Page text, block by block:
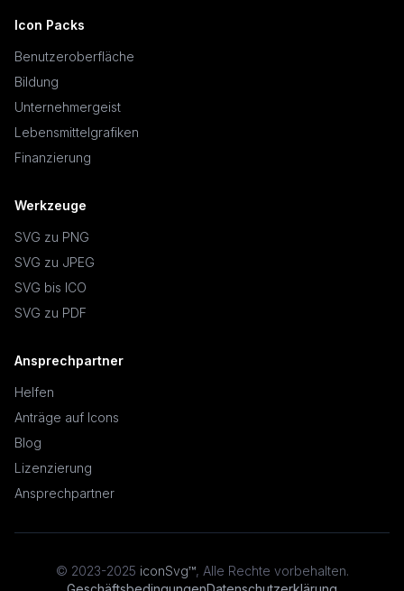
Icon Packs
Benutzeroberfläche
Bildung
Unternehmergeist
Lebensmittelgrafiken
Finanzierung
Werkzeuge
SVG zu PNG
SVG zu JPEG
SVG bis ICO
SVG zu PDF
Ansprechpartner
Helfen
Anträge auf Icons
Blog
Lizenzierung
Ansprechpartner
© 2023-2025 iconSvg™, Alle Rechte vorbehalten.